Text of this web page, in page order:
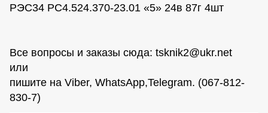
РЭС34 РС4.524.370-23.01 «5» 24в 87г 4шт
Все вопросы и заказы сюда: tsknik2@ukr.net
или
пишите на Viber, WhatsАpp,Telegram. (067-812-
830-7)